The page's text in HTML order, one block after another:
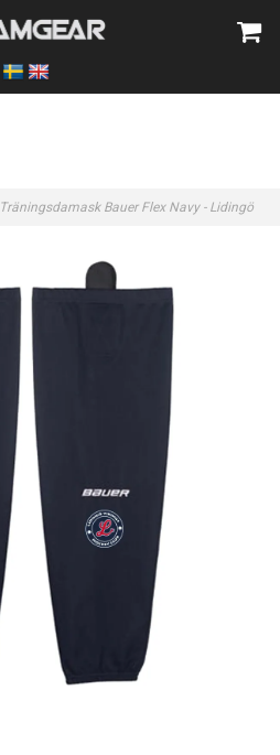
Träningsdamask Bauer Flex Navy - Lidingö